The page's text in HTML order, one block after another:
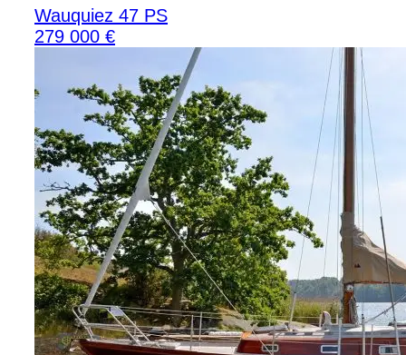
Wauquiez 47 PS
279 000 €